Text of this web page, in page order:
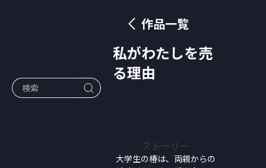
作品一覧
私がわたしを売
る理由
ストーリー
大学生の椿は、両親からの